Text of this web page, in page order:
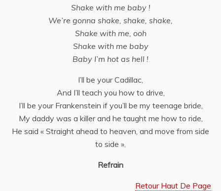
Shake with me baby !
We’re gonna shake, shake, shake,
Shake with me, ooh
Shake with me baby
Baby I’m hot as hell !
I’ll be your Cadillac,
And I’ll teach you how to drive,
I’ll be your Frankenstein if you’ll be my teenage bride,
My daddy was a killer and he taught me how to ride,
He said « Straight ahead to heaven, and move from side
to side ».
Refrain
Retour Haut De Page